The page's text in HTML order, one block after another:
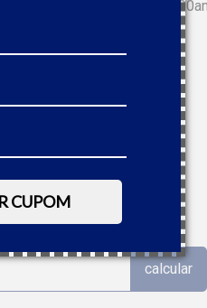
CUPOM
ISOLADA NR10 GEDORE